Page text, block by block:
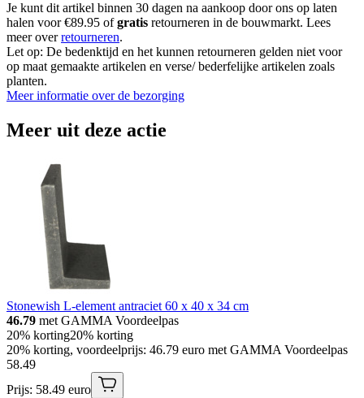
Je kunt dit artikel binnen 30 dagen na aankoop door ons op laten
halen voor €89.95 ofgratis retourneren in de bouwmarkt. Lees
meer overretourneren.
Let op: De bedenktijd en het kunnen retourneren gelden niet voor
op maat gemaakte artikelen en verse/ bederfelijke artikelen zoals
planten.
Meer informatie over de bezorging
Meer uit deze actie
Stonewish L-element antraciet 60 x 40 x 34 cm
46.79 met GAMMA Voordeelpas
20% korting20% korting
20% korting, voordeelprijs: 46.79 euro met GAMMA Voordeelpas
58.49
Prijs: 58.49 euro